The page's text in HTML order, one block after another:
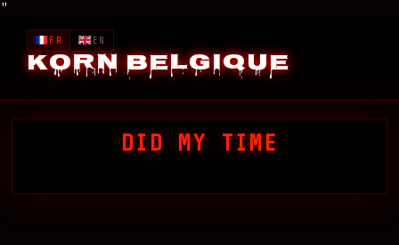
"
Korn Belgique
FR EN
DID MY TIME